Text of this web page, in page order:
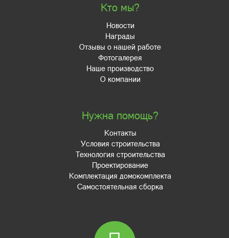
Кто мы?
Новости
Награды
Отзывы о нашей работе
Фотогалерея
Наше производство
О компании
Нужна помощь?
Контакты
Условия строительства
Технология строительства
Проектирование
Комплектация домокомплекта
Самостоятельная сборка